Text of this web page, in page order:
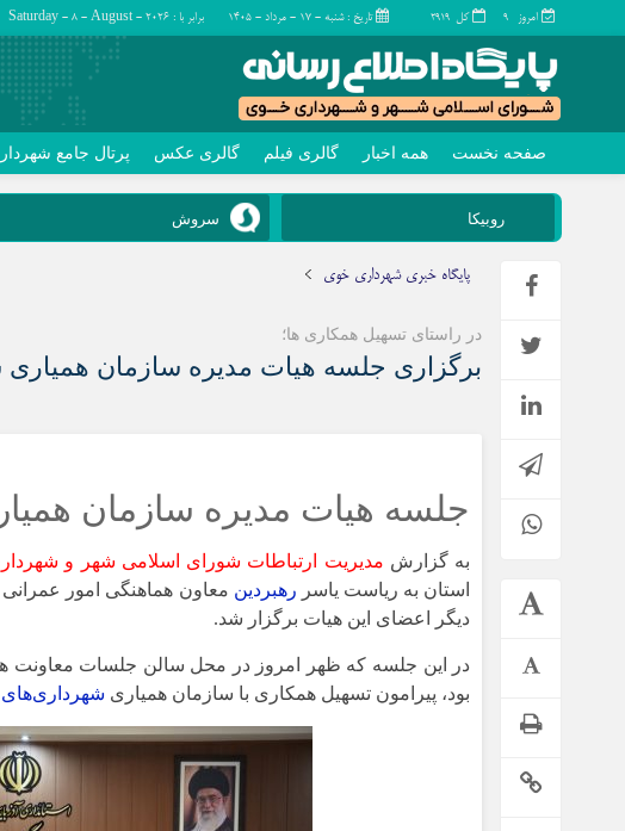
کل 2919 امروز 9 تاریخ : شنبه - ۱۷ - مرداد - ۱۴۰۵ برابر با : Saturday - 8 - August - 2026
صفحه نخست همه اخبار گالری فیلم گالری عکس پرتال جامع
چند رسانه
گالری فیلم
گالری عکس
تماس با ما
روبیکا سروش
پایگاه خبری شهرداری خوی
در راستای تسهیل همکاری ها؛
برگزاری جلسه هیات مدیره سازمان همیاری
جلسه هیات مدیره سازمان
به گزارش مدیریت ارتباطات شورای اسلامی شهر و
استان به ریاست یاسر رهبردین معاون هماهنگی امور
دیگر اعضای این هیات برگزار شد.
در این جلسه که ظهر امروز در محل سالن جلسات معاونت
بود، پیرامون تسهیل همکاری با سازمان همیاری شهرداری‌های